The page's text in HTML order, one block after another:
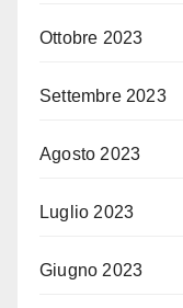
Ottobre 2023
Settembre 2023
Agosto 2023
Luglio 2023
Giugno 2023